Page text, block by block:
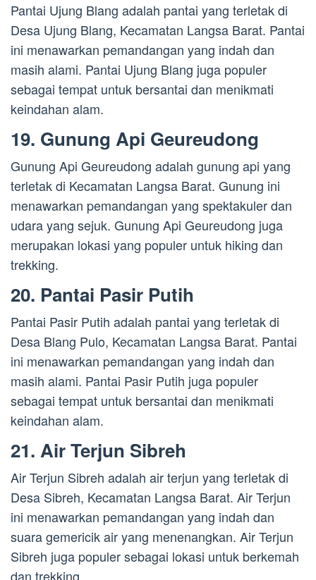
Pantai Ujung Blang adalah pantai yang terletak di
Desa Ujung Blang, Kecamatan Langsa Barat. Pantai
ini menawarkan pemandangan yang indah dan
masih alami. Pantai Ujung Blang juga populer
sebagai tempat untuk bersantai dan menikmati
keindahan alam.
19. Gunung Api Geureudong
Gunung Api Geureudong adalah gunung api yang
terletak di Kecamatan Langsa Barat. Gunung ini
menawarkan pemandangan yang spektakuler dan
udara yang sejuk. Gunung Api Geureudong juga
merupakan lokasi yang populer untuk hiking dan
trekking.
20. Pantai Pasir Putih
Pantai Pasir Putih adalah pantai yang terletak di
Desa Blang Pulo, Kecamatan Langsa Barat. Pantai
ini menawarkan pemandangan yang indah dan
masih alami. Pantai Pasir Putih juga populer
sebagai tempat untuk bersantai dan menikmati
keindahan alam.
21. Air Terjun Sibreh
Air Terjun Sibreh adalah air terjun yang terletak di
Desa Sibreh, Kecamatan Langsa Barat. Air Terjun
ini menawarkan pemandangan yang indah dan
suara gemericik air yang menenangkan. Air Terjun
Sibreh juga populer sebagai lokasi untuk berkemah
dan trekking.